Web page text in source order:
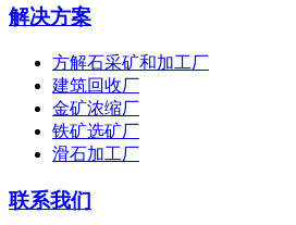
解决方案
方解石采矿和加工厂
建筑回收厂
金矿浓缩厂
铁矿选矿厂
滑石加工厂
联系我们